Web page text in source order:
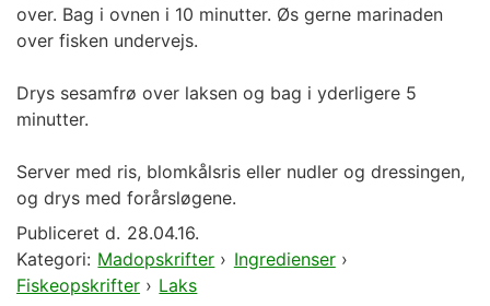
over. Bag i ovnen i 10 minutter. Øs gerne marinaden
over fisken undervejs.
Drys sesamfrø over laksen og bag i yderligere 5
minutter.
Server med ris, blomkålsris eller nudler og dressingen,
og drys med forårsløgene.
Publiceret d. 28.04.16.
Kategori: Madopskrifter › Ingredienser›
Fiskeopskrifter › Laks